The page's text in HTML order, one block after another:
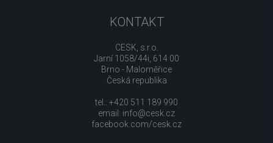
KONTAKT
CESK, s.r.o.
Jarní 1058/44i, 614 00
Brno - Maloměřice
Česká republika
tel.: +420 511 189 990
email: info@cesk.cz
facebook.com/cesk.cz